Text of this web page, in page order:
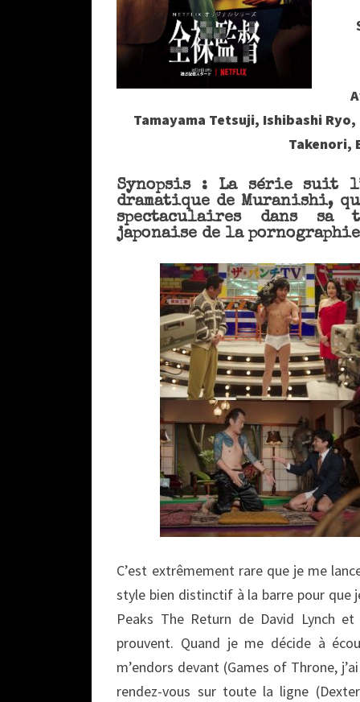
Tamayama Tetsuji, Ishibashi
Takenori,
Synopsis : La série suit
dramatique de Muranishi,
spectaculaires dans sa
japonaise de la
C’est extrêmement rare que je me
style bien distinctif à la barre pour que
Peaks The Return de David Lynch
prouvent. Quand je me décide à
m’endors devant (Games of Throne,
rendez-vous sur toute la ligne